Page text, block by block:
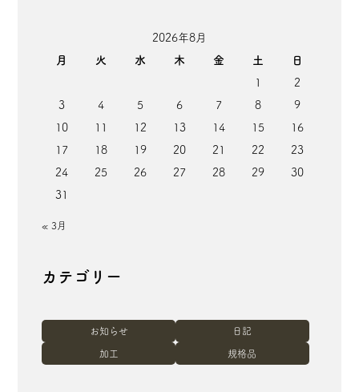
2026年8月
月
火 水 木 金 土
日
1
2
3
4 5 6 7 8
9
10
11 12 13 14 15
16
17
18 19 20 21 22
23
24
25 26 27 28 29
30
31
« 3月
カテゴリー
お知らせ 日記
加工 規格品